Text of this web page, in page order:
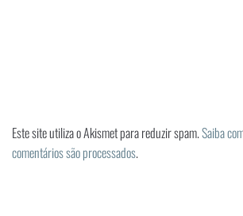
Este site utiliza o Akismet para reduzir spam.Saiba
comentários são processados.